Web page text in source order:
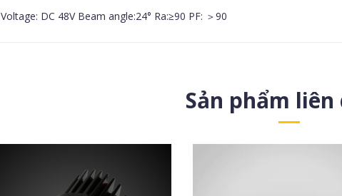
Voltage: DC 48V Beam angle:24° Ra:≥90 PF: ＞90
Sản phẩm liên